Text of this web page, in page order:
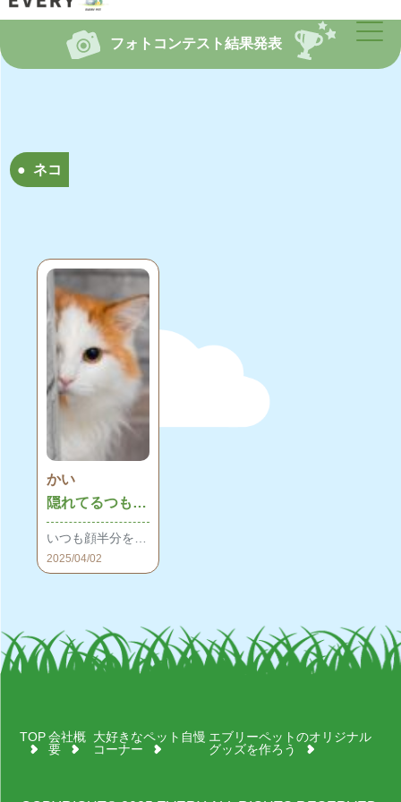
フォトコンテスト結果発表
ネコ
かい
隠れてるつもり？
2025/04/02
TOP 会社概
要
大好きなペット自慢
コーナー
エブリーペットのオリジナル
グッズを作ろう